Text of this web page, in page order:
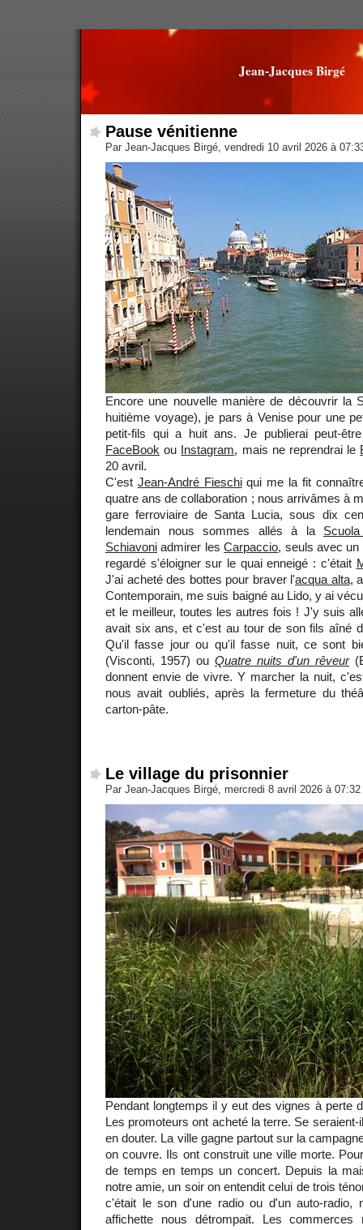
Jean-Jacques Birgé
Pause vénitienne
Par Jean-Jacques Birgé, vendredi 10 avril 2026 à
Encore une nouvelle manière de découvrir la
huitième voyage), je pars à Venise pour une
petit-fils qui a huit ans. Je publierai peut-
FaceBook ou Instagram, mais ne reprendrai le
20 avril.
C'est Jean-André Fieschiqui me la fit
quatre ans de collaboration ; nous arrivâmes à
gare ferroviaire de Santa Lucia, sous dix
lendemain nous sommes allés à la
Schiavoni admirer lesCarpaccio, seuls avec un
regardé s'éloigner sur le quai enneigé : c'était
J'ai acheté des bottes pour braver l'acqua alta,
Contemporain, me suis baigné au Lido, y ai
et le meilleur, toutes les autres fois ! J'y suis
avait six ans, et c'est au tour de son fils aîné
Qu'il fasse jour ou qu'il fasse nuit, ce sont
(Visconti, 1957) ou Quatre nuits d'un rêveur
donnent envie de vivre. Y marcher la nuit,
nous avait oubliés, après la fermeture du
carton-pâte.
Le village du prisonnier
Par Jean-Jacques Birgé, mercredi 8 avril 2026 à 07:32
Pendant longtemps il y eut des vignes à perte
Les promoteurs ont acheté la terre. Se
en douter. La ville gagne partout sur la
on couvre. Ils ont construit une ville morte.
de temps en temps un concert. Depuis la
notre amie, un soir on entendit celui de trois
c'était le son d'une radio ou d'un auto-radio,
affichette nous détrompait. Les commerces